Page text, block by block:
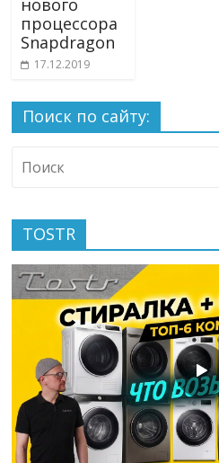
нового
процессора
Snapdragon
17.12.2019
Поиск по сайту:
TOSTR